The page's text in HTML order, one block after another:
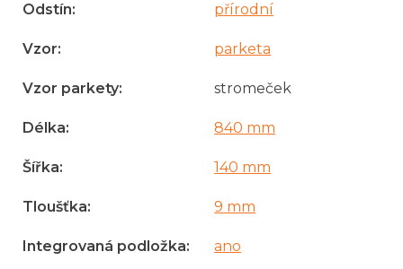
Odstín: přírodní
Vzor: parketa
Vzor parkety: stromeček
Délka: 840 mm
Šířka: 140 mm
Tloušťka: 9 mm
Integrovaná podložka: ano